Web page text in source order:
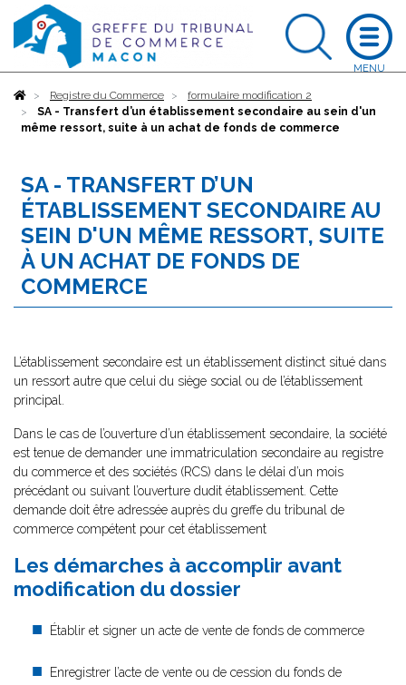
AccueilRegistre du Commerce
formulaire modification 2
SA - Transfert d’un établissement secondaire au sein d'un
même ressort, suite à un achat de fonds de commerce
SA - TRANSFERT D’UN
ÉTABLISSEMENT SECONDAIRE AU
SEIN D'UN MÊME RESSORT, SUITE
À UN ACHAT DE FONDS DE
COMMERCE
L’établissement secondaire est un établissement distinct situé dans
un ressort autre que celui du siège social ou de l’établissement
principal.
Dans le cas de l’ouverture d’un établissement secondaire, la société
est tenue de demander une immatriculation secondaire au registre
du commerce et des sociétés (RCS) dans le délai d’un mois
précédant ou suivant l’ouverture dudit établissement. Cette
demande doit être adressée auprès du greffe du tribunal de
commerce compétent pour cet établissement
Les démarches à accomplir avant
modification du dossier
Établir et signer un acte de vente de fonds de commerce
Enregistrer l’acte de vente ou de cession du fonds de